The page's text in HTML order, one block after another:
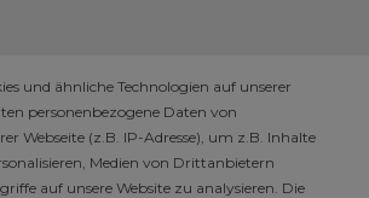
SHOP
und ähnliche Technologien auf unserer
personenbezogene Daten von
Webseite (z.B. IP-Adresse), um z.B. Inhalte
Medien von Drittanbietern
auf unsere Website zu analysieren. Die